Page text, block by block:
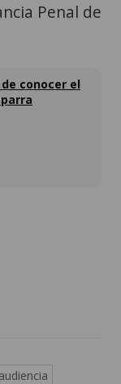
Penal de
conocer el
audiencia